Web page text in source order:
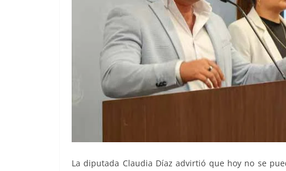
La diputada Claudia Díaz advirtió que hoy no se